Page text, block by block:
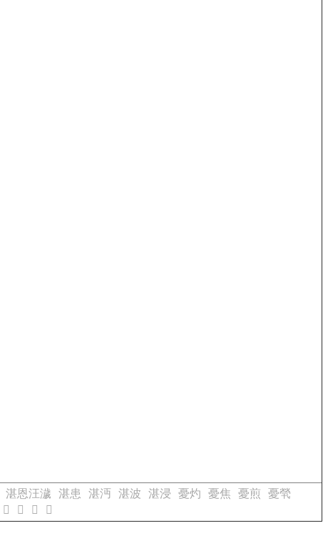
湛恩汪濊 湛患 湛沔 湛波 湛浸 憂灼 憂焦 憂煎
憂煢
𢔂 𢔂 𢔃 𢔄